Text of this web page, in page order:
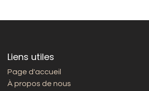
Liens utiles
Page d'accueil
À propos de nous